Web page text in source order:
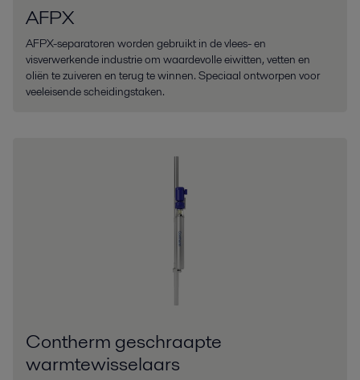
AFPX
AFPX-separatoren worden gebruikt in de vlees- en
visverwerkende industrie om waardevolle eiwitten, vetten en
oliën te zuiveren en terug te winnen. Speciaal ontworpen voor
veeleisende scheidingstaken.
Contherm geschraapte
warmtewisselaars